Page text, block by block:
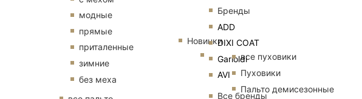
Бренды
ADD
DIXI COAT
Garioldi
AVI
Все бренды
модные
прямые
приталенные
зимние
без меха
Новинки
все пуховики
Пуховики
Пальто демисезонные